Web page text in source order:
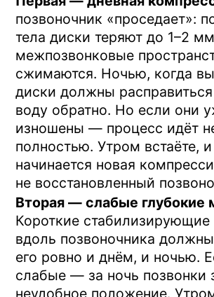
причины, а не создаёт проблему с нуля.
Поменяли матрас — стало чуть легче, но
полностью не ушло.
Почему ночью позвоночник не всегда
успевает востановится